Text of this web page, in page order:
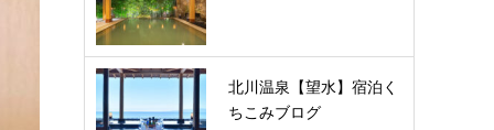
北川温泉【望水】宿泊く
ちこみブログ